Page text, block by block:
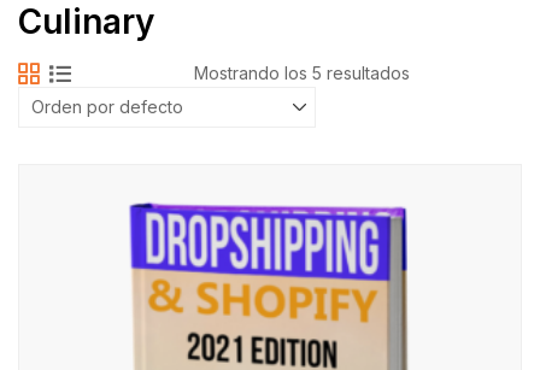
Culinary
Mostrando los 5 resultados